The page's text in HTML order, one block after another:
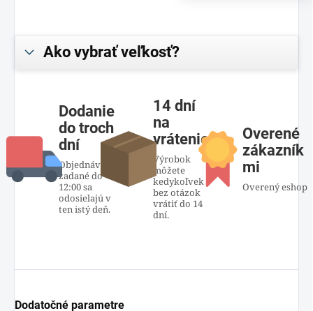
Ako vybrať veľkosť?
Dodanie
do troch
dní
Objednávky
zadané do
12:00 sa
odosielajú v
ten istý deň.
14 dní
na
vrátenie
Výrobok
môžete
kedykoľvek
bez otázok
vrátiť do 14
dní.
Overené
zákazník
mi
Overený eshop
Dodatočné parametre